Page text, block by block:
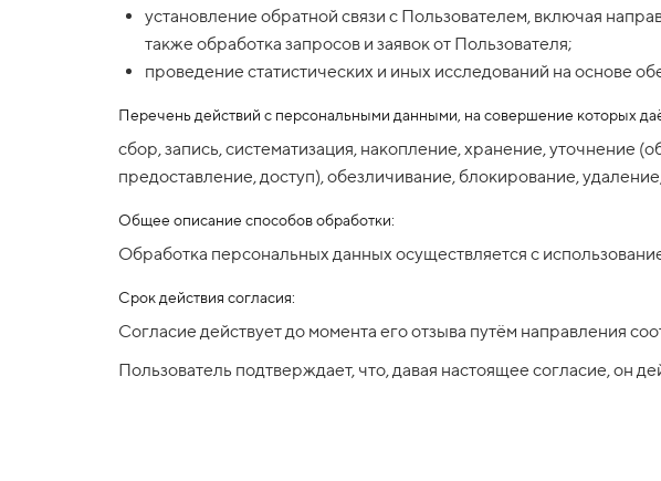
установление обратной связи с Пользователем, включая
также обработка запросов и заявок от Пользователя;
проведение статистических и иных исследований на основе
Перечень действий с персональными данными, на совершение которых
сбор, запись, систематизация, накопление, хранение, уточнение
предоставление, доступ), обезличивание, блокирование,
Общее описание способов обработки:
Обработка персональных данных осуществляется с
Срок действия согласия:
Согласие действует до момента его отзыва путём направления
Пользователь подтверждает, что, давая настоящее согласие, он